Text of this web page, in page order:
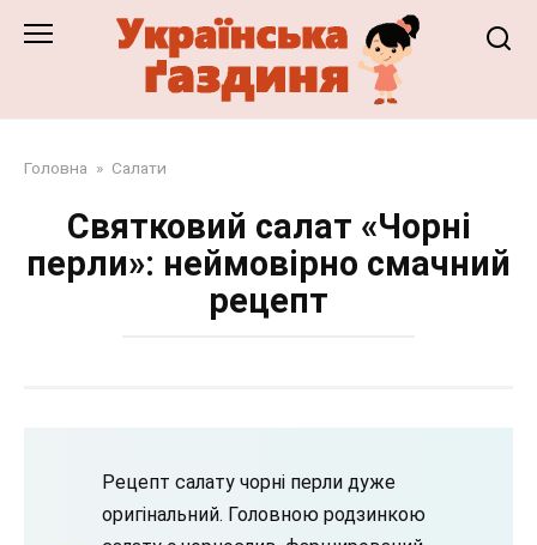
Головна » Салати
Святковий салат «Чорні
перли»: неймовірно смачний
рецепт
Рецепт салату чорні перли дуже
оригінальний. Головною родзинкою